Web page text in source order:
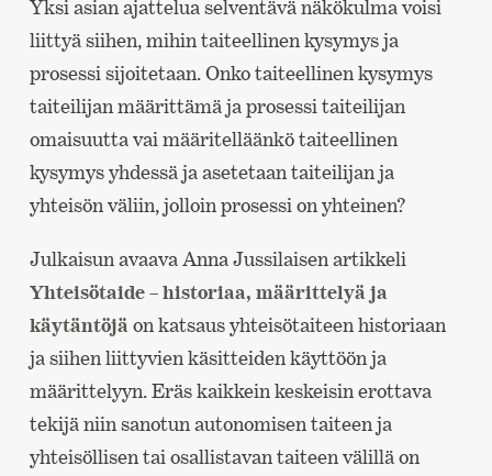
Yksi asian ajattelua selventävä näkökulma voisi
liittyä siihen, mihin taiteellinen kysymys ja
prosessi sijoitetaan. Onko taiteellinen kysymys
taiteilijan määrittämä ja prosessi taiteilijan
omaisuutta vai määritelläänkö taiteellinen
kysymys yhdessä ja asetetaan taiteilijan ja
yhteisön väliin, jolloin prosessi on yhteinen?
Julkaisun avaava Anna Jussilaisen artikkeli
Yhteisötaide – historiaa, määrittelyä ja
käytäntöjä on katsaus yhteisötaiteen historiaan
ja siihen liittyvien käsitteiden käyttöön ja
määrittelyyn. Eräs kaikkein keskeisin erottava
tekijä niin sanotun autonomisen taiteen ja
yhteisöllisen tai osallistavan taiteen välillä on